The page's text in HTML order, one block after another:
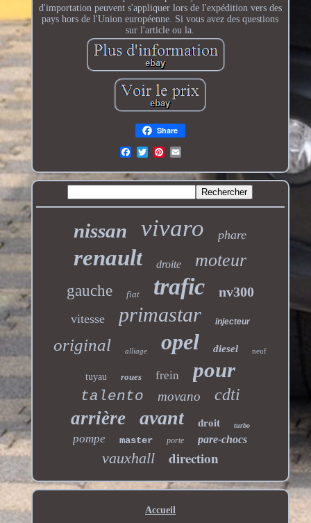
d'importation peuvent s'appliquer lors de l'expédition vers des
pays hors de l'Union européenne. Si vous avez des questions
sur l'article ou la.
Share
nissan vivaro phare
renault droite moteur
gauche fiat trafic nv300
vitesse primastar injecteur
original alliage opel diesel neuf
tuyau roues frein pour
talento movano cdti
arrière avant droit turbo
pompe master porte pare-chocs
vauxhall direction
Accueil